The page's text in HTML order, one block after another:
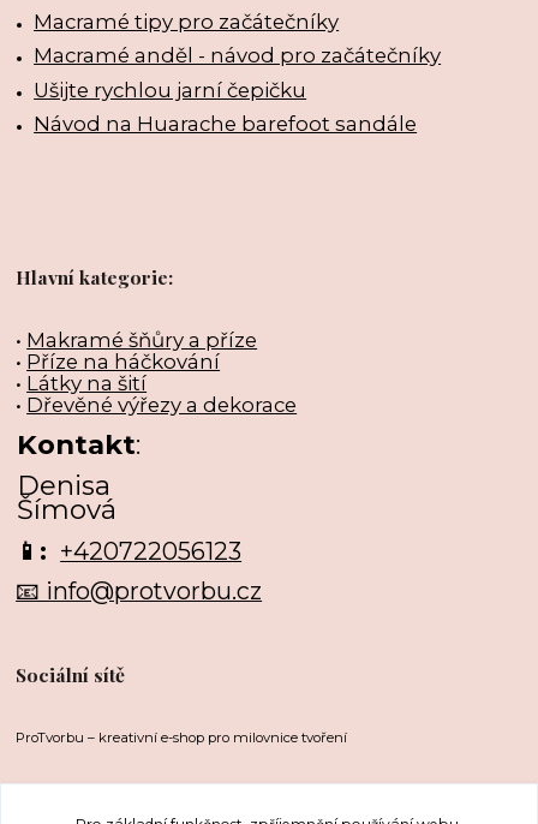
Macramé tipy pro začátečníky
Macramé anděl - návod pro začátečníky
Ušijte rychlou jarní čepičku
Návod na Huarache barefoot sandále
Hlavní kategorie:
• Makramé šňůry a příze
• Příze na háčkování
• Látky na šití
• Dřevěné výřezy a dekorace
Kontakt:
Denisa
Šímová
📱: +420722056123
📧 info@protvorbu.cz
Sociální sítě
ProTvorbu – kreativní e-shop pro milovnice tvoření